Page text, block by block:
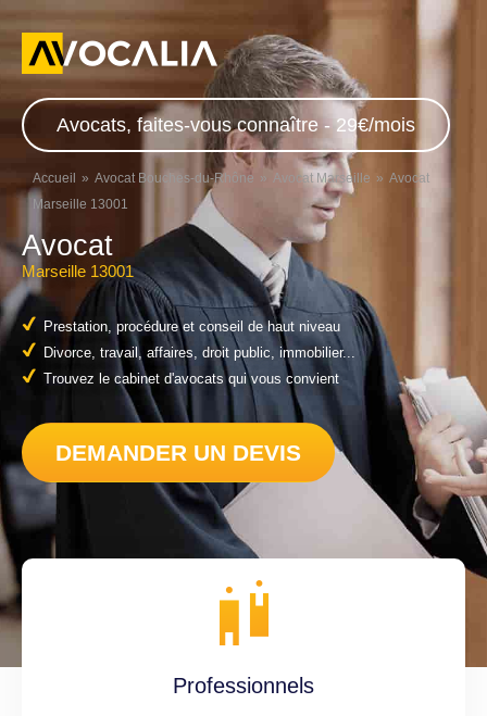
Avocats, faites-vous connaître - 29€/mois
Accueil Avocat Bouches-du-Rhône Avocat Marseille
Avocat
Marseille 13001
Avocat
Marseille 13001
Prestation, procédure et conseil de haut niveau
Divorce, travail, affaires, droit public, immobilier...
Trouvez le cabinet d'avocats qui vous convient
DEMANDER UN DEVIS
Professionnels